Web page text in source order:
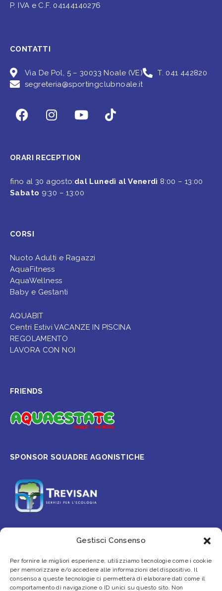
Gestisci Consenso
Per fornire le migliori esperienze, utilizziamo tecnologie come i cookie
per memorizzare e/o accedere alle informazioni del dispositivo. Il
consenso a queste tecnologie ci permetterà di elaborare dati come il
comportamento di navigazione o ID unici su questo sito. Non
P. IVA e C.F. 04144140276
CONTATTI
Via De Pol, 5 – 30033 Noale (VE)
T. 041 442820
segreteria@sportingclubnoale.it
ORARI RECEPTION
fino al 30 agosto:dal Lunedì al Venerdì 8:00 – 13:00
Sabato 9:30 – 13:00
CORSI
Nuoto Adulti e Ragazzi
AquaFitness
AquaWellness
Baby e Gestanti
AQUABIT
Centri Estivi VACANZE IN PISCINA
REGOLAMENTO
LAVORA CON NOI
FRIENDS
SPONSOR SQUADRE AGONISTICHE